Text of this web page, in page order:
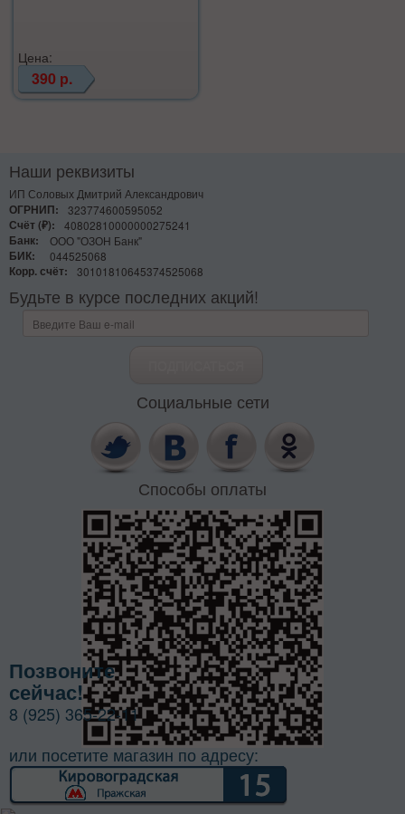
Цена:
390 р.
Наши реквизиты
ИП Соловых Дмитрий Александрович
ОГРНИП:
323774600595052
Счёт (₽):
40802810000000275241
Банк:
ООО "ОЗОН Банк"
БИК:
044525068
Корр. счёт:
30101810645374525068
Будьте в курсе последних акций!
Социальные сети
Способы оплаты
Позвоните
сейчас!
8 (925) 365-22-11
или посетите магазин по адресу: